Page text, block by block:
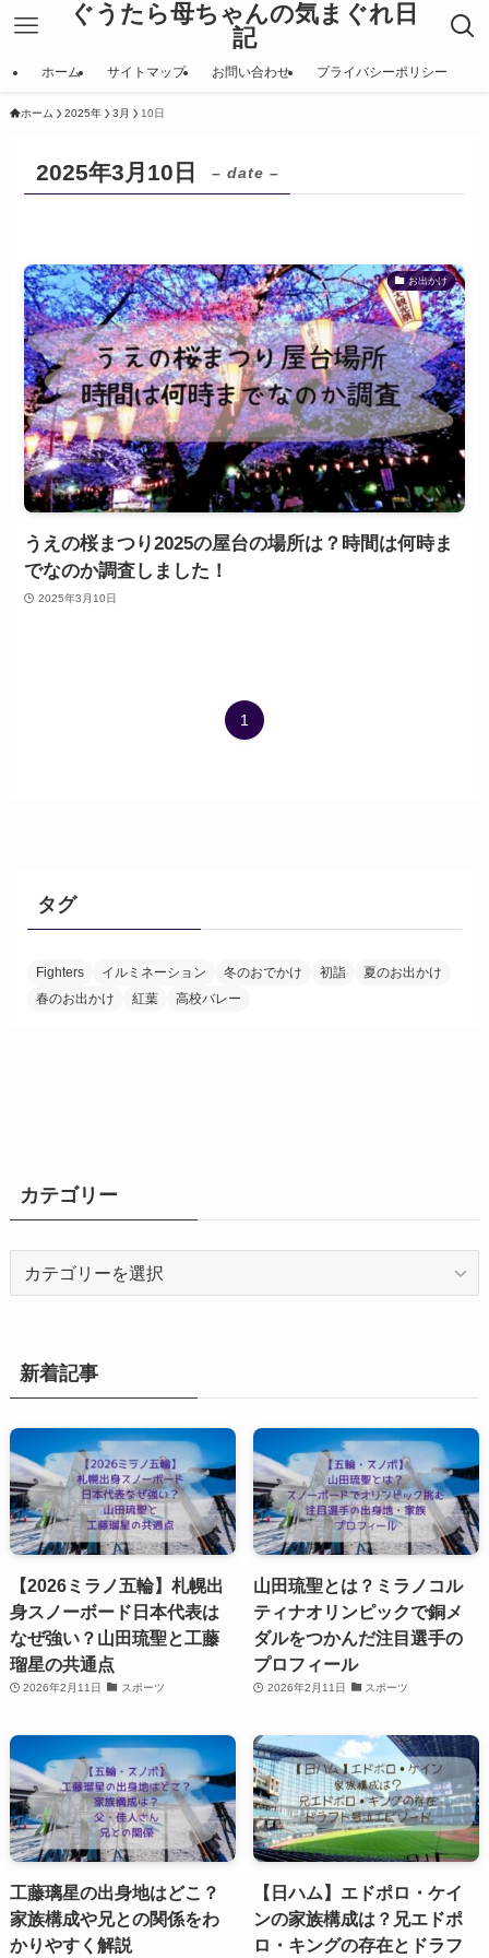
ぐうたら母ちゃんの気まぐれ日
記
ホーム サイトマップ お問い合わせ プライバシーポリシー
ホーム 2025年 3月 10日
2025年3月10日 – date –
お出かけ
うえの桜まつり2025の屋台の場所は？時間は何時ま
でなのか調査しました！
2025年3月10日
1
タグ
Fighters イルミネーション 冬のおでかけ 初詣
夏のお出かけ
春のお出かけ
紅葉 高校バレー
カテゴリー
ー
新着記事
【2026ミラノ五輪】札幌出
身スノーボード日本代表は
なぜ強い？山田琉聖と工藤
瑠星の共通点
2026年2月11日 スポーツ
山田琉聖とは？ミラノコル
ティナオリンピックで銅メ
ダルをつかんだ注目選手の
プロフィール
2026年2月11日 スポーツ
工藤璃星の出身地はどこ？
家族構成や兄との関係をわ
かりやすく解説
【日ハム】エドポロ・ケイ
ンの家族構成は？兄エドポ
ロ・キングの存在とドラフ